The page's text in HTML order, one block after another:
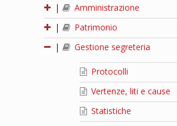
|
Amministrazione
|
Patrimonio
|
Gestione segreteria
Protocolli
Vertenze, liti e cause
Statistiche